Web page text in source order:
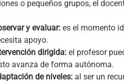
o pequeños grupos, el
y evaluar: es el momento
apoyo.
dirigida: el profesor
avanza de forma autónoma.
de niveles: al ser un